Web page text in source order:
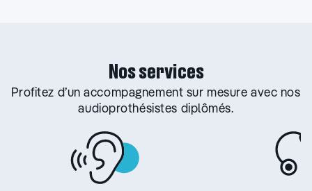
Nos services
Profitez d’un accompagnement sur mesure avec nos
audioprothésistes diplômés.